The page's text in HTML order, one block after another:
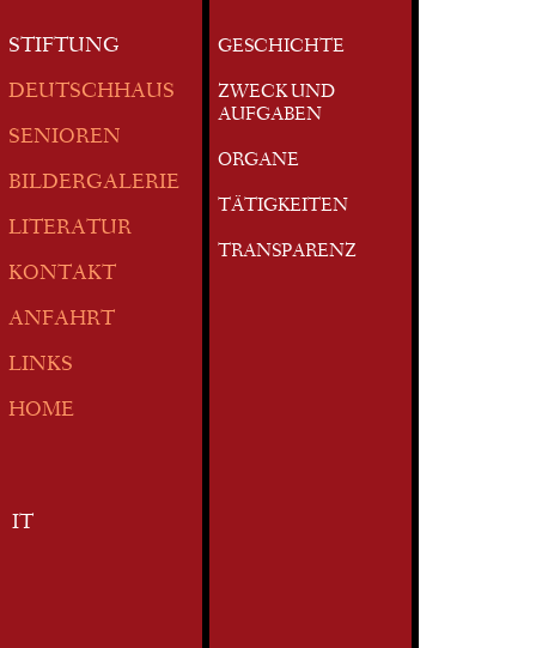
STIFTUNG
DEUTSCHHAUS
SENIOREN
BILDERGALERIE
LITERATUR
KONTAKT
ANFAHRT
LINKS
HOME
IT
GESCHICHTE
ZWECK UND
AUFGABEN
ORGANE
TÄTIGKEITEN
TRANSPARENZ